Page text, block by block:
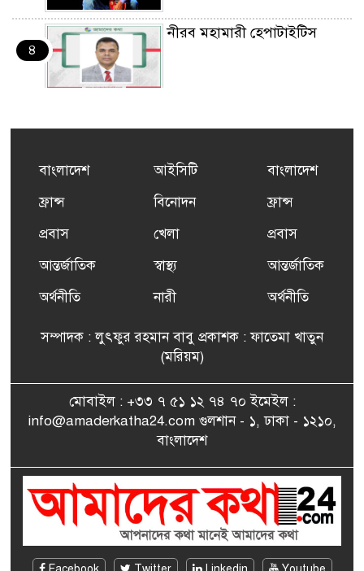
৪
নীরব মহামারী হেপাটাইটিস
৫
এর সম্পূর্ণ বিনামূল্যের সুশি
ফ্রান্সসহ ইউরোপীয় দেশসমূহে
দাবদাহ: কারণ, প্রভাব ও করণীয়
ফ্রান্সে সংবর্ধিত হলেন যুক্তরাজ্য
বিএনপি’র আহ্বায়ক কমিটির
সাংবাদিকতায় কৃতিত্বের পুরস্কার
এমপি মমতাজ আলোকে
জেলা প্রবাসী এসোসিয়েশন’
বেদে সম্প্রদায় নিয়ে প্যারিসে
তথ্য-চলচ্চিত্র “ভাসমান জীবন”
বাংলাদেশ
ফ্রান্স
প্রবাস
আন্তর্জাতিক
অর্থনীতি
আইসিটি
বিনোদন
খেলা
স্বাস্থ্য
নারী
বাংলাদেশ
ফ্রান্স
প্রবাস
আন্তর্জাতিক
অর্থনীতি
সম্পাদক : লুৎফুর রহমান বাবু প্রকাশক : ফাতেমা খাতুন
(মরিয়ম)
মোবাইল : +৩৩ ৭ ৫১ ১২ ৭৪ ৭০ ইমেইল :
info@amaderkatha24.com গুলশান - ১, ঢাকা - ১২১০,
বাংলাদেশ